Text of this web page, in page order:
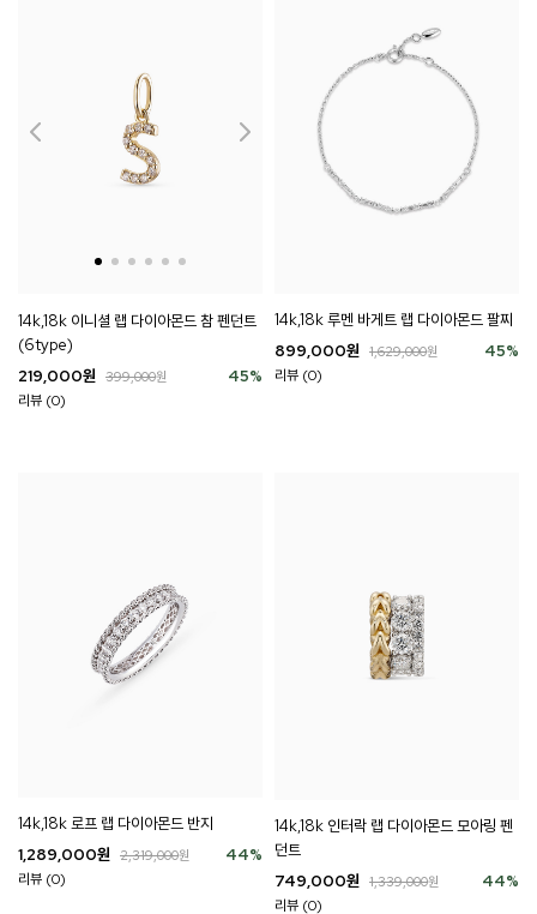
14k,18k 이니셜 랩 다이아몬드 참 펜던트
(6type)
45%
219,000원 399,000원
리뷰 (0)
14k,18k 루멘 바게트 랩 다이아몬드 팔찌
45%
899,000원 1,629,000원
리뷰 (0)
14k,18k 로프 랩 다이아몬드 반지
44%
1,289,000원 2,319,000원
리뷰 (0)
14k,18k 인터락 랩 다이아몬드 모아링 펜
던트
44%
749,000원 1,339,000원
리뷰 (0)